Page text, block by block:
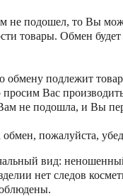
не подошел, то Вы
товары. Обмен
подлежит
просим Вас
не подошла, и Вы
пожалуйста,
вид:
нет следов